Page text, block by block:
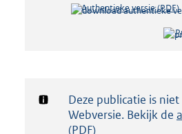
Authentieke versie (PDF)
Notificatie:
Deze publicatie is
Webversie. Bekijk de
(PDF)